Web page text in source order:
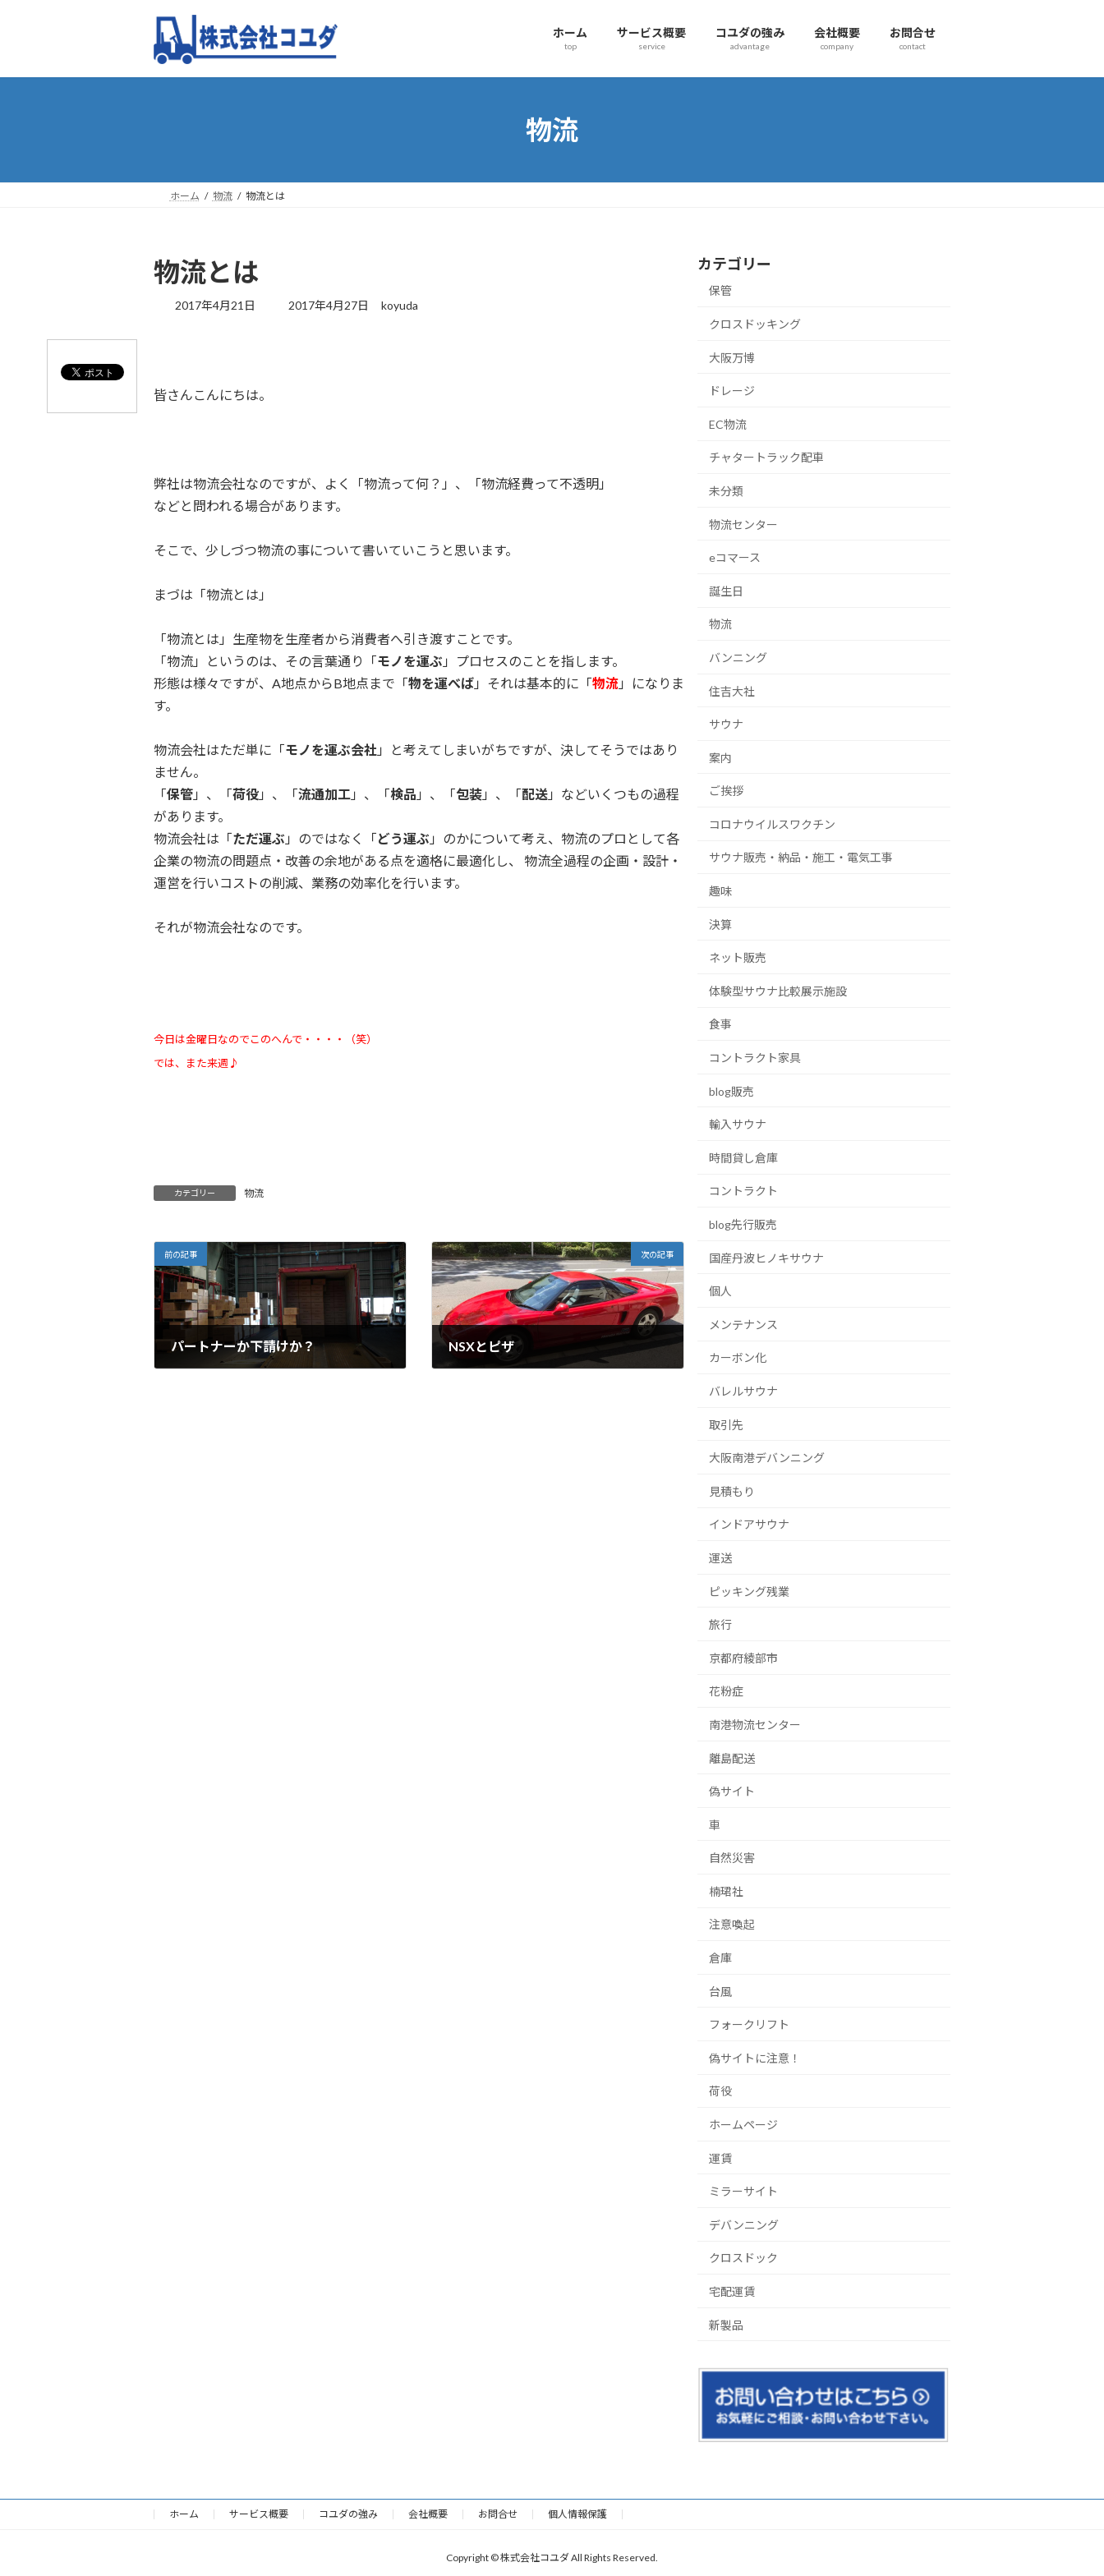
プ
動
ホーム
top
サービス概要
service
コユダの強み
advantage
会社概要
company
お問合せ
contact
物流
ホーム 物流 物流とは
物流とは
2017年4月21日
最
2017年4月27日 koyuda
皆さんこんにちは。
弊社は物流会社なのですが、よく「物流って何？」、「物流経費って不透明」
などと問われる場合があります。
そこで、少しづつ物流の事について書いていこうと思います。
まづは「物流とは」
「物流とは」生産物を生産者から消費者へ引き渡すことです。
「物流」というのは、その言葉通り「モノを運ぶ 」プロセスのことを指します。
形態は様々ですが、A地点からB地点まで「物を運べば 」それは基本的に「物流 」になりま
す。
物流会社はただ単に「モノを運ぶ会社 」と考えてしまいがちですが、決してそうではあり
ません。
「保管 」、「荷役 」、「流通加工 」、「検品 」、「包装 」、「配送 」などいくつもの過程
があります。
物流会社は「ただ運ぶ 」のではなく「どう運ぶ 」のかについて考え、物流のプロとして各
企業の物流の問題点・改善の余地がある点を適格に最適化し、 物流全過程の企画・設計・
運営を行いコストの削減、業務の効率化を行います。
それが物流会社なのです。
今日は金曜日なのでこのへんで・・・・（笑）
では、また来週♪
カテゴリー 物流
前の記事
パートナーか下請けか？
次の記事
NSXとピザ
カテゴリー
保管
クロスドッキング
大阪万博
ドレージ
EC物流
チャタートラック配車
未分類
物流センター
eコマース
誕生日
物流
バンニング
住吉大社
サウナ
案内
ご挨拶
コロナウイルスワクチン
サウナ販売・納品・施工・電気工事
趣味
決算
ネット販売
体験型サウナ比較展示施設
食事
コントラクト家具
blog販売
輸入サウナ
時間貸し倉庫
コントラクト
blog先行販売
国産丹波ヒノキサウナ
個人
メンテナンス
カーボン化
バレルサウナ
取引先
大阪南港デバンニング
見積もり
インドアサウナ
運送
ピッキング残業
旅行
京都府綾部市
花粉症
南港物流センター
離島配送
偽サイト
車
自然災害
楠珺社
注意喚起
倉庫
台風
フォークリフト
偽サイトに注意！
荷役
ホームページ
運賃
ミラーサイト
デバンニング
クロスドック
宅配運賃
新製品
ホーム サービス概要 コユダの強み 会社概要 お問合せ 個人情報保護
Copyright © 株式会社コユダ All Rights Reserved.